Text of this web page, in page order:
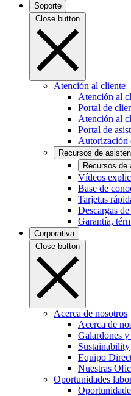
Soporte
Close button
Atención al cliente
Atención al
Portal de
Atención al
Portal de
Autorización
Recursos de
Recursos
Vídeos
Base de
Tarjetas
Descargas
Garantía,
Corporativa
Close button
Acerca de nosotros
Acerca de
Galardones
Sustainability
Equipo
Nuestras
Oportunidades